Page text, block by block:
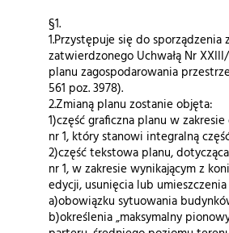
§1.
1.Przystępuje się do
zatwierdzonego Uchwałą Nr
planu zagospodarowania
561 poz. 3978).
2.Zmianą planu zostanie objęta:
1)część graficzna planu w
nr 1, który stanowi integralną
2)część tekstowa planu,
nr 1, w zakresie wynikającym z
edycji, usunięcia lub
a)obowiązku sytuowania
b)określenia „maksymalny